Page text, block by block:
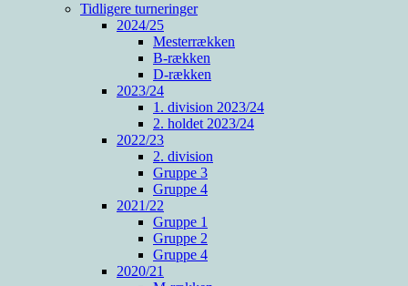
Tidligere turneringer
2024/25
Mesterrækken
B-rækken
D-rækken
2023/24
1. division 2023/24
2. holdet 2023/24
2022/23
2. division
Gruppe 3
Gruppe 4
2021/22
Gruppe 1
Gruppe 2
Gruppe 4
2020/21